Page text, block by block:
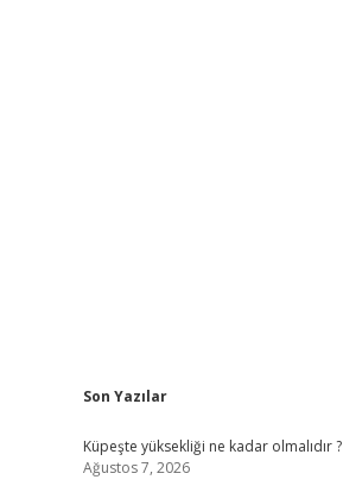
Sidebar
Son Yazılar
Küpeşte yüksekliği ne kadar olmalıdır ?
Ağustos 7, 2026